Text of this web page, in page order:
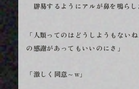
辟易するようにアルが鼻を鳴らし
「人類ってのはどうしようもない
の感謝があってもいいのにさ」
「激しく同意～w」